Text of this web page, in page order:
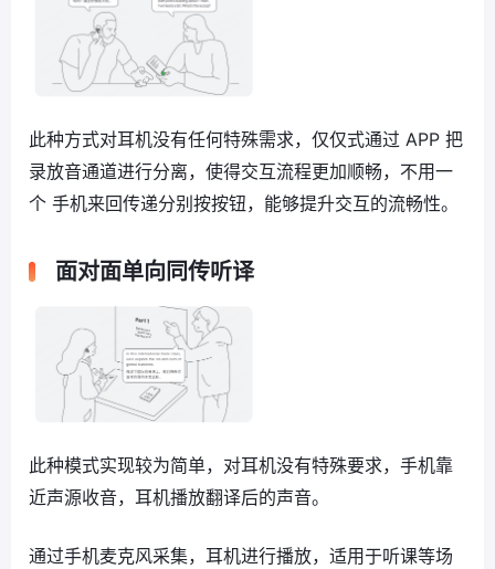
此种方式对耳机没有任何特殊需求，仅仅式通过 APP 把
录放音通道进行分离，使得交互流程更加顺畅，不用一
个 手机来回传递分别按按钮，能够提升交互的流畅性。
面对面单向同传听译
此种模式实现较为简单，对耳机没有特殊要求，手机靠
近声源收音，耳机播放翻译后的声音。
通过手机麦克风采集，耳机进行播放，适用于听课等场